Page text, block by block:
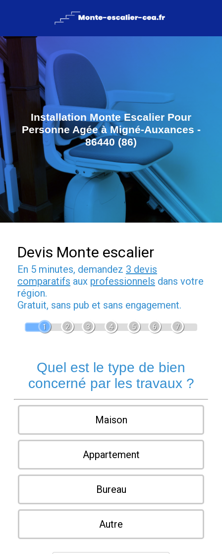
Installation Monte Escalier Pour
Personne Agée à Migné-Auxances -
86440 (86)
Devis Monte escalier
En 5 minutes, demandez 3 devis
comparatifs aux professionnels dans votre
région.
Gratuit, sans pub et sans engagement.
1 2 3 4 5 6 7
Quel est le type de bien
concerné par les travaux ?
Maison
Appartement
Bureau
Autre